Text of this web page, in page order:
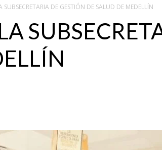
SUBSECRETARIA DE GESTIÓN DE SALUD DE MEDELLÍN